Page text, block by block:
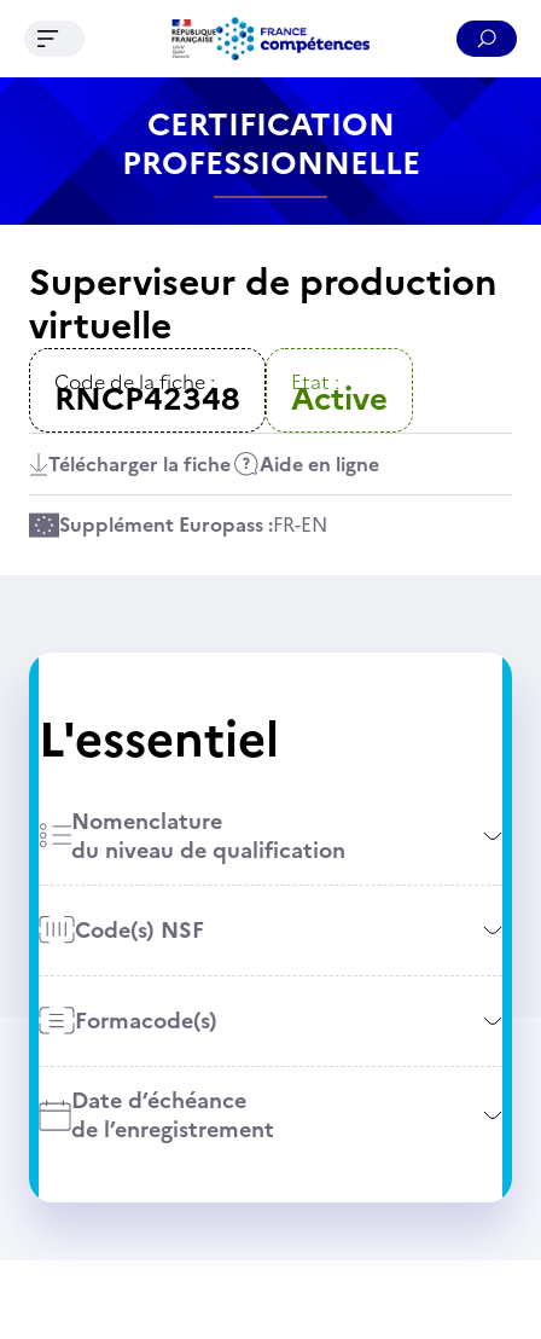
Contenu Recherche Menu Pied de page
Ouvrir le menu de navigation
CERTIFICATION
PROFESSIONNELLE
Superviseur de production
virtuelle
Code de la fiche :
RNCP42348 Etat :
Active
Télécharger la fiche Aide en ligne
Supplément Europass :FR-EN
L'essentiel
Nomenclature
du niveau de qualification
Code(s) NSF
Formacode(s)
Date d’échéance
de l’enregistrement